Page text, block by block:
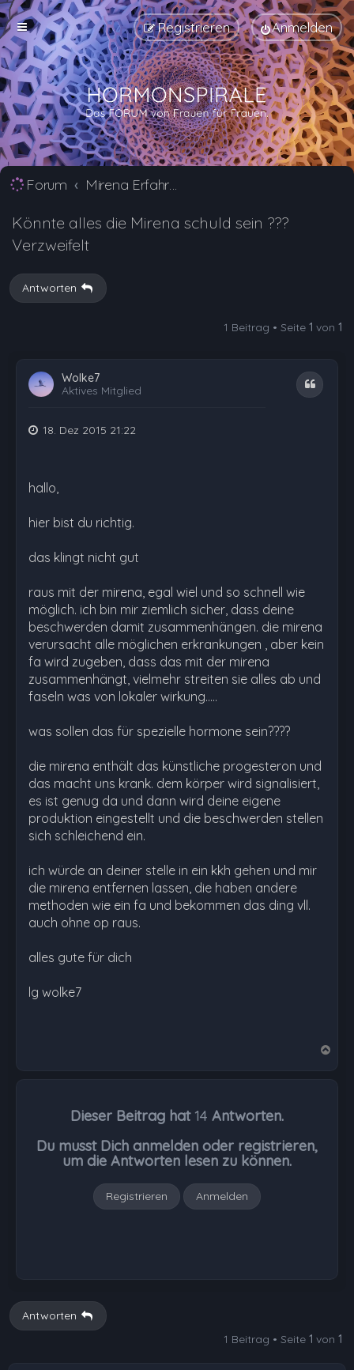
Anmelden
Registrieren
Forum Mirena Erfahrungsberichte und Nebenwirkungen
Könnte alles die Mirena schuld sein ???
Verzweifelt
Antworten
1 Beitrag • Seite 1 von 1
Wolke7
Aktives Mitglied
Zitat
18. Dez 2015 21:22
hallo,
hier bist du richtig.
das klingt nicht gut
raus mit der mirena, egal wiel und so schnell wie
möglich. ich bin mir ziemlich sicher, dass deine
beschwerden damit zusammenhängen. die mirena
verursacht alle möglichen erkrankungen , aber kein
fa wird zugeben, dass das mit der mirena
zusammenhängt, vielmehr streiten sie alles ab und
faseln was von lokaler wirkung.....
was sollen das für spezielle hormone sein????
die mirena enthält das künstliche progesteron und
das macht uns krank. dem körper wird signalisiert,
es ist genug da und dann wird deine eigene
produktion eingestellt und die beschwerden stellen
sich schleichend ein.
ich würde an deiner stelle in ein kkh gehen und mir
die mirena entfernen lassen, die haben andere
methoden wie ein fa und bekommen das ding vll.
auch ohne op raus.
alles gute für dich
lg wolke7
Dieser Beitrag hat 14 Antworten.
Du musst Dich anmelden oder registrieren,
um die Antworten lesen zu können.
Registrieren Anmelden
Antworten
1 Beitrag • Seite 1 von 1